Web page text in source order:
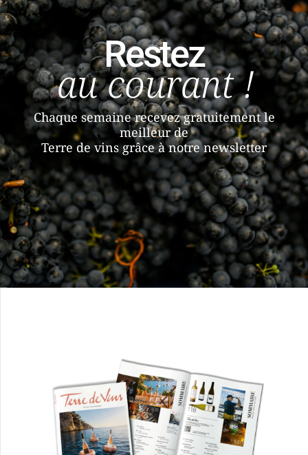
Restez
au courant !
Chaque semaine recevez gratuitement le
meilleur de
Terre de vins grâce à notre newsletter